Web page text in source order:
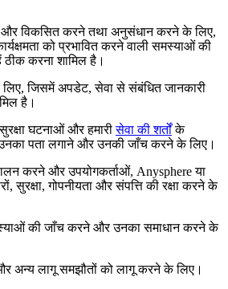
और विकसित करने तथा अनुसंधान करने के लिए,
को प्रभावित करने वाली समस्याओं की
ठीक करना शामिल है।
जिसमें अपडेट, सेवा से संबंधित जानकारी
है।
घटनाओं और हमारीसेवा की शर्तोंके
पता लगाने और उनकी जाँच करने के लिए।
करने और उपयोगकर्ताओं, Anysphere या
सुरक्षा, गोपनीयता और संपत्ति की रक्षा करने के
की जाँच करने और उनका समाधान करने के
अन्य लागू समझौतों को लागू करने के लिए।